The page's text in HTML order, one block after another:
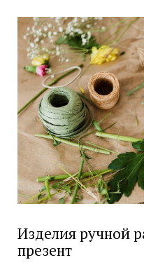
Изделия ручной
презент